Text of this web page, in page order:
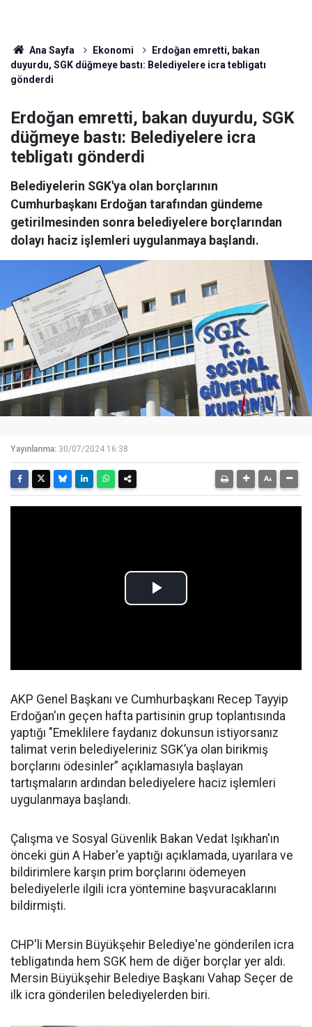
Ana Sayfa Ekonomi
Erdoğan emretti, bakan
duyurdu, SGK düğmeye bastı: Belediyelere icra tebligatı
gönderdi
Erdoğan emretti, bakan duyurdu, SGK
düğmeye bastı: Belediyelere icra
tebligatı gönderdi
Belediyelerin SGK'ya olan borçlarının
Cumhurbaşkanı Erdoğan tarafından gündeme
getirilmesinden sonra belediyelere borçlarından
dolayı haciz işlemleri uygulanmaya başlandı.
Yayınlanma: 30/07/2024 16:38
AKP Genel Başkanı ve Cumhurbaşkanı Recep Tayyip
Erdoğan'ın geçen hafta partisinin grup toplantısında
yaptığı "Emeklilere faydanız dokunsun istiyorsanız
talimat verin belediyeleriniz SGK’ya olan birikmiş
borçlarını ödesinler” açıklamasıyla başlayan
tartışmaların ardından belediyelere haciz işlemleri
uygulanmaya başlandı.
Çalışma ve Sosyal Güvenlik Bakan Vedat Işıkhan'ın
önceki gün A Haber'e yaptığı açıklamada, uyarılara ve
bildirimlere karşın prim borçlarını ödemeyen
belediyelerle ilgili icra yöntemine başvuracaklarını
bildirmişti.
CHP'li Mersin Büyükşehir Belediye'ne gönderilen icra
tebligatında hem SGK hem de diğer borçlar yer aldı.
Mersin Büyükşehir Belediye Başkanı Vahap Seçer de
ilk icra gönderilen belediyelerden biri.